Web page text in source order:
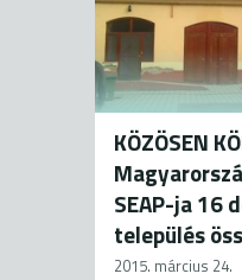
KÖZÖSEN
SEAP-ja 16
település
2015. március 24.